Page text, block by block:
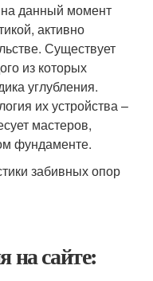
данный момент
активно
Существует
из которых
углубления.
их устройства –
мастеров,
фундаменте.
забивных опор
на сайте: